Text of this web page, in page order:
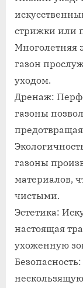
стрижки или
Многолетняя
газон
уходом.
Дренаж:
газоны
газоны
материалов,
чистыми.
Эстетика:
настоящая
ухоженную